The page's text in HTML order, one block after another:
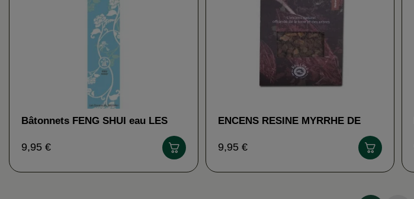
Bâtonnets FENG SHUI eau LES
9,95 €
ENCENS RESINE MYRRHE DE
9,95 €